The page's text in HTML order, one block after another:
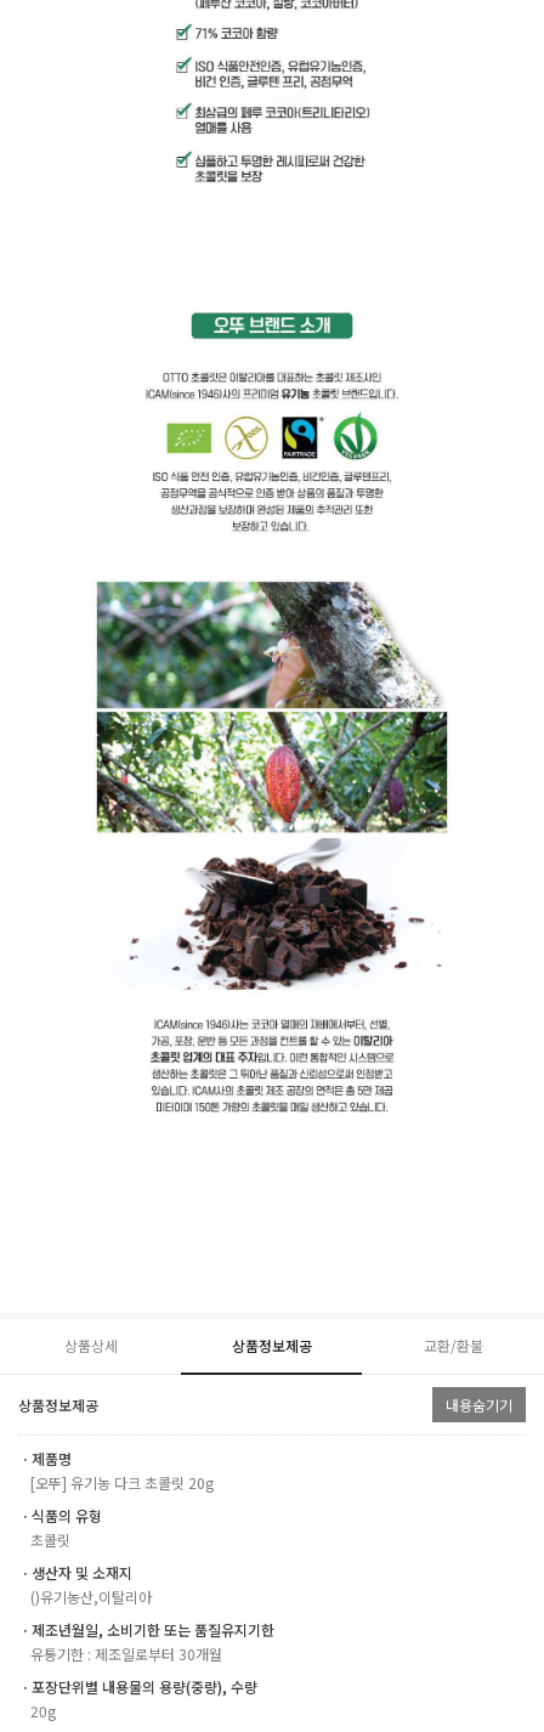
상품상세 상품정보제공 교환/환불
상품정보제공 내용숨기기
ㆍ제품명
[오뚜] 유기농 다크 초콜릿 20g
ㆍ식품의 유형
초콜릿
ㆍ생산자 및 소재지
()유기농산,이탈리아
ㆍ제조년월일, 소비기한 또는 품질유지기한
유통기한 : 제조일로부터 30개월
ㆍ포장단위별 내용물의 용량(중량), 수량
20g